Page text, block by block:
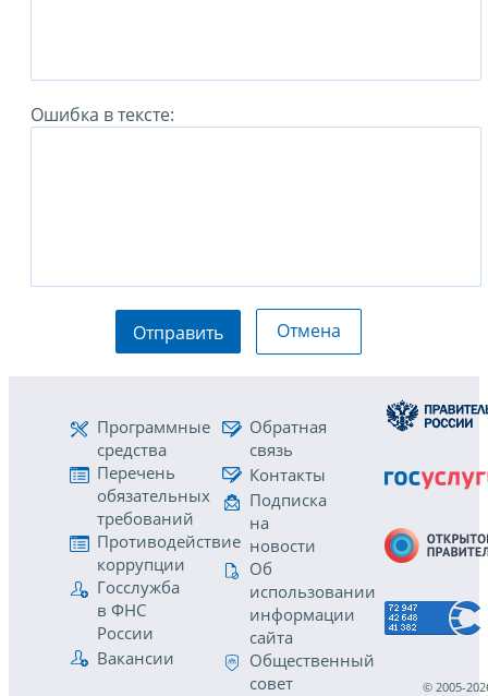
Ошибка в тексте:
Отправить Отмена
Программные
средства
Перечень
обязательных
требований
Противодействие
коррупции
Госслужба
в ФНС
России
Вакансии
Обратная
связь
Контакты
Подписка
на
новости
Об
использовании
информации
сайта
Общественный
совет
© 2005-